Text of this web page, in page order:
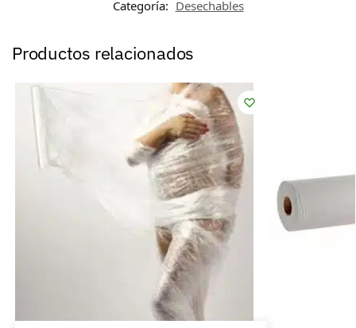
Categoría: Desechables
Productos relacionados